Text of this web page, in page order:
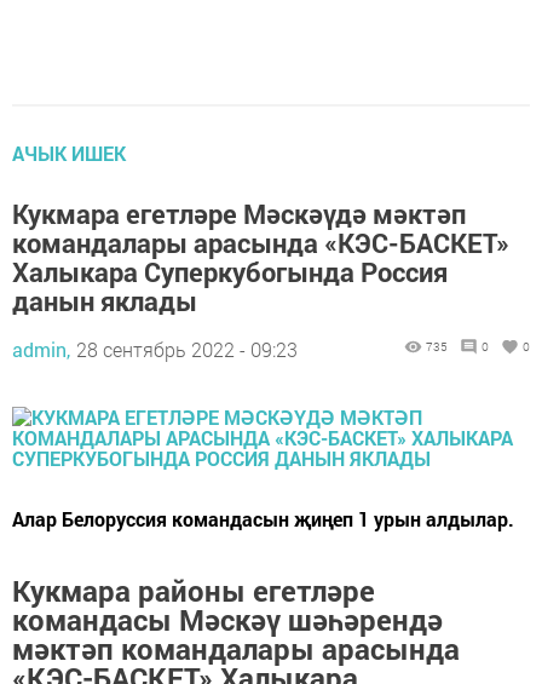
АЧЫК ИШЕК
Кукмара егетләре Мәскәүдә мәктәп
командалары арасында «КЭС-БАСКЕТ»
Халыкара Суперкубогында Россия
данын яклады
admin, 28 сентябрь 2022 - 09:23 735 0 0
Алар Белоруссия командасын җиңеп 1 урын алдылар.
Кукмара районы егетләре
командасы Мәскәү шәһәрендә
мәктәп командалары арасында